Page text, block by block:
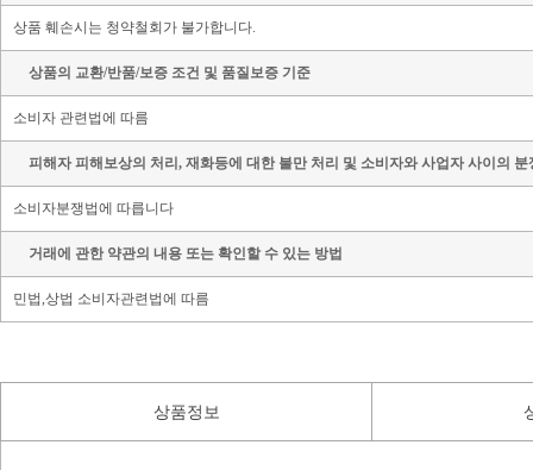
상품 훼손시는 청약철회가 불가합니다.
상품의 교환/반품/보증 조건 및 품질보증 기준
소비자 관련법에 따름
피해자 피해보상의 처리, 재화등에 대한 불만 처리 및 소비자와 사업자 사이의
소비자분쟁법에 따릅니다
거래에 관한 약관의 내용 또는 확인할 수 있는 방법
민법,상법 소비자관련법에 따름
상품정보